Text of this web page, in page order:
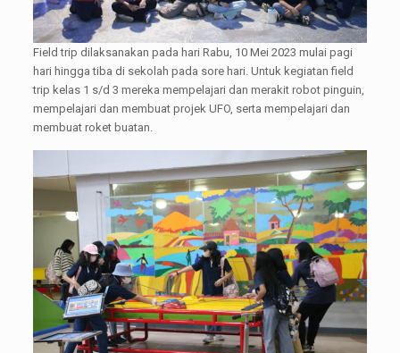
Field trip dilaksanakan pada hari Rabu, 10 Mei 2023 mulai pagi
hari hingga tiba di sekolah pada sore hari. Untuk kegiatan field
trip kelas 1 s/d 3 mereka mempelajari dan merakit robot pinguin,
mempelajari dan membuat projek UFO, serta mempelajari dan
membuat roket buatan.